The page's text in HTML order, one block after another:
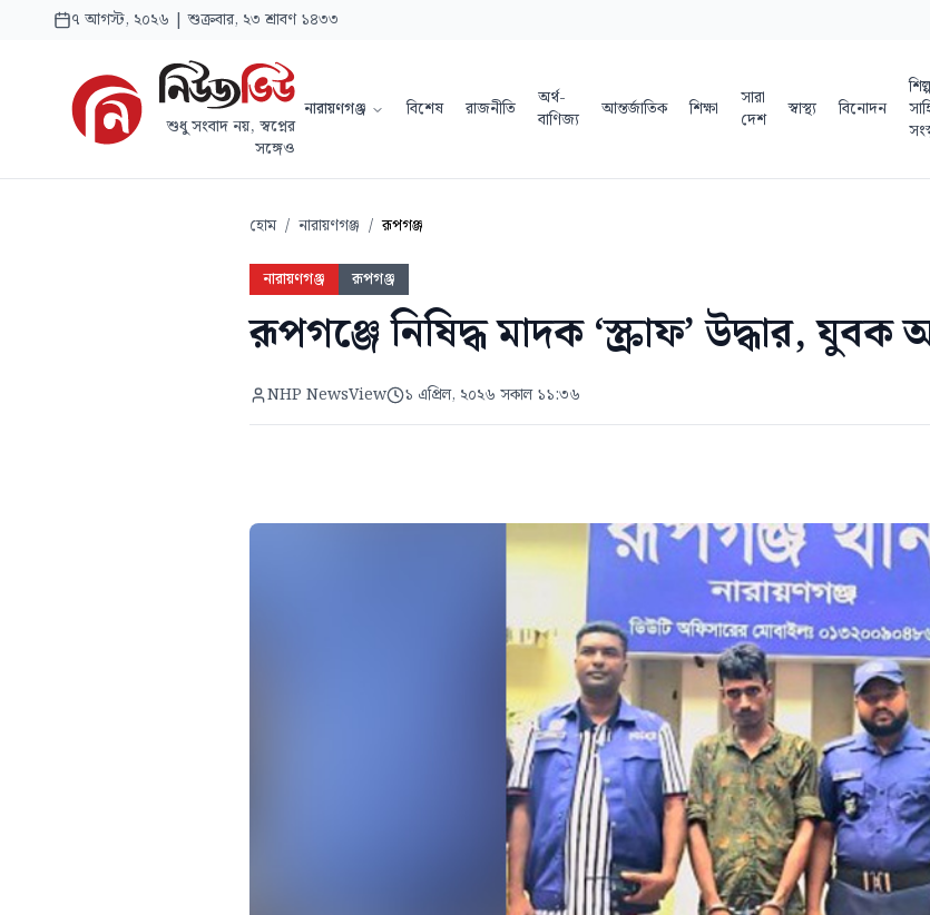
৭ আগস্ট, ২০২৬ | শুক্রবার, ২৩ শ্রাবণ ১৪৩৩
শুধু সংবাদ নয়, স্বপ্নের
সঙ্গেও
নারায়ণগঞ্জ বিশেষ রাজনীতি
অর্থ-
বাণিজ্য
আন্তর্জাতিক শিক্ষা
সারা
দেশ
স্বাস্থ্য বিনোদন
হোম / নারায়ণগঞ্জ / রূপগঞ্জ
নারায়ণগঞ্জ রূপগঞ্জ
রূপগঞ্জে নিষিদ্ধ মাদক ‘স্ক্রাফ’ উদ্ধার,
NHP NewsView ১ এপ্রিল, ২০২৬ সকাল ১১:৩৬